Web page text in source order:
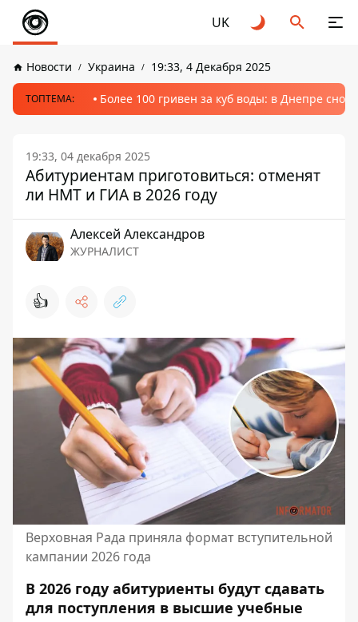
UK
Новости Украина 19:33, 4 Декабря 2025
ТОПТЕМА: Более 100 гривен за куб воды: в Днепре
19:33, 04 декабря 2025
Абитуриентам приготовиться: отменят
ли НМТ и ГИА в 2026 году
Алексей Александров
ЖУРНАЛИСТ
👍
Верховная Рада приняла формат вступительной
кампании 2026 года
В 2026 году абитуриенты будут сдавать
для поступления в высшие учебные